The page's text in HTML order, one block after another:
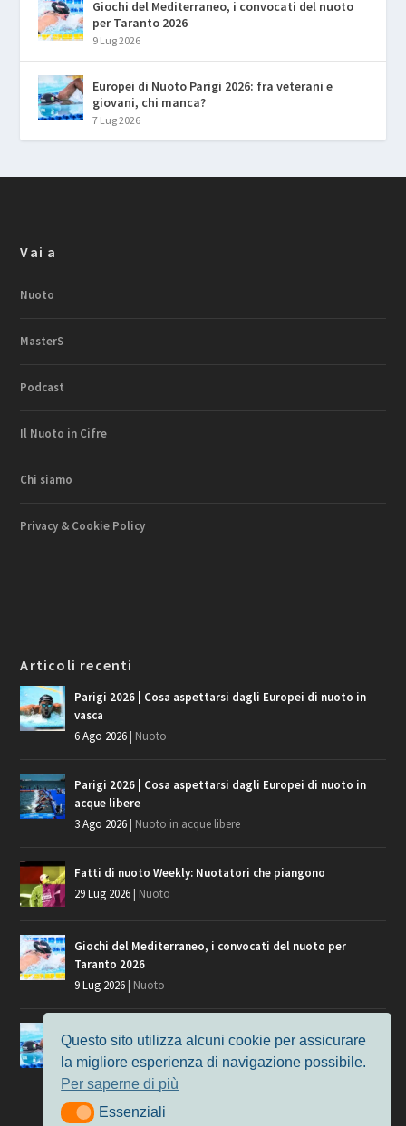
Giochi del Mediterraneo, i convocati del nuoto
per Taranto 2026
9 Lug 2026
Europei di Nuoto Parigi 2026: fra veterani e
giovani, chi manca?
7 Lug 2026
Vai a
Nuoto
MasterS
Podcast
Il Nuoto in Cifre
Chi siamo
Privacy & Cookie Policy
Articoli recenti
Parigi 2026 | Cosa aspettarsi dagli Europei di nuoto in
vasca
6 Ago 2026| Nuoto
Parigi 2026 | Cosa aspettarsi dagli Europei di nuoto in
acque libere
3 Ago 2026| Nuoto in acque libere
Fatti di nuoto Weekly: Nuotatori che piangono
29 Lug 2026| Nuoto
Giochi del Mediterraneo, i convocati del nuoto per
Taranto 2026
9 Lug 2026| Nuoto
Europei di Nuoto Parigi 2026: fra veterani e giovani, chi
7 Lug 2026
Nuoto
Questo sito utilizza alcuni cookie per assicurare
la migliore esperienza di navigazione possibile.
Per saperne di più
EssenzialiEssenziali